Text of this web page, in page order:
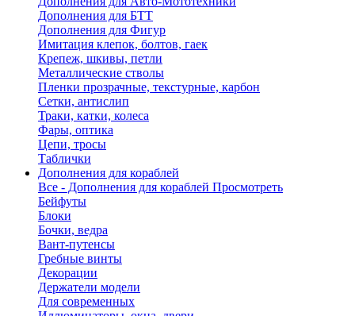
Дополнения для БТТ
Дополнения для Фигур
Имитация клепок, болтов, гаек
Крепеж, шкивы, петли
Металлические стволы
Пленки прозрачные, текстурные, карбон
Сетки, антислип
Траки, катки, колеса
Фары, оптика
Цепи, тросы
Таблички
Дополнения для кораблей
Все - Дополнения для кораблей Просмотреть
Бейфуты
Блоки
Бочки, ведра
Вант-путенсы
Гребные винты
Декорации
Держатели модели
Для современных